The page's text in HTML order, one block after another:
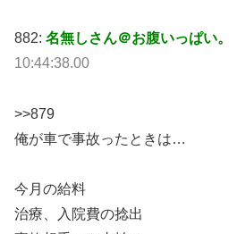
882: 名無しさん＠お腹いっぱい。
10:44:38.00
>>879
俺が車で事故ったときは…
今月の給料
治療、入院費の捻出